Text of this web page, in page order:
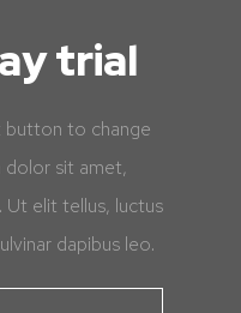
trial
button to change
dolor sit amet,
elit tellus, luctus
dapibus leo.